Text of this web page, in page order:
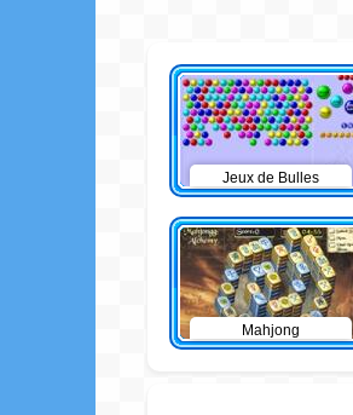
Jeux de Bulles
Mahjong